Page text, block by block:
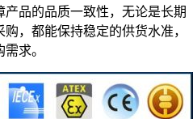
品的品质一致性，无论是长期
，都能保持稳定的供货水准，
求。